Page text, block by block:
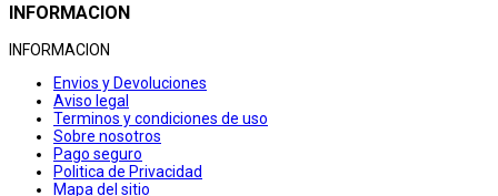
INFORMACION
INFORMACION
Envios y Devoluciones
Aviso legal
Terminos y condiciones de uso
Sobre nosotros
Pago seguro
Politica de Privacidad
Mapa del sitio